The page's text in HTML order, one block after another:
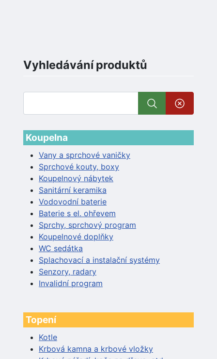
Vyhledávání produktů
Koupelna
Vany a sprchové vaničky
Sprchové kouty, boxy
Koupelnový nábytek
Sanitární keramika
Vodovodní baterie
Baterie s el. ohřevem
Sprchy, sprchový program
Koupelnové doplňky
WC sedátka
Splachovací a instalační systémy
Senzory, radary
Invalidní program
Topení
Kotle
Krbová kamna a krbové vložky